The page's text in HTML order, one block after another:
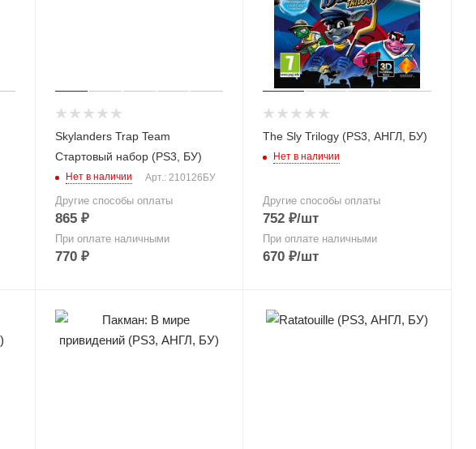
Skylanders Trap Team
Стартовый набор (PS3, БУ)
Нет в наличии Арт.: 210126БУ
Другие способы оплаты
865₽
При оплате наличными
770₽
The Sly Trilogy (PS3, АНГЛ, БУ)
Нет в наличии
Другие способы оплаты
752 ₽/шт
При оплате наличными
670 ₽/шт